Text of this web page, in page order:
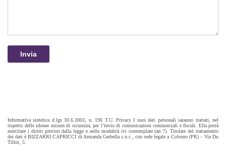
Informativa sintetica d.lgs 30.6.2003, n. 196 T.U. Privacy I suoi dati personali saranno trattati, nel
rispetto delle idonee misure di sicurezza, per l’invio di comunicazioni commerciali e fiscali. Ella potrà
esercitare i diritti previsti dalla legge e nelle modalità ivi contemplate (art.7). Titolare del trattamento
dei dati è BIZZARRI CAPRICCI di Armanda Gerbella s.n.c., con sede legale a Colorno (PR) – Via Du
Tillot, 5.